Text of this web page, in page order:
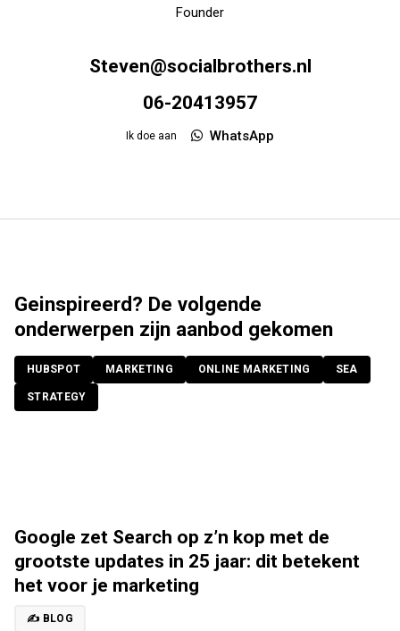
Founder
Steven@socialbrothers.nl
06-20413957
Ik doe aan WhatsApp
Geinspireerd? De volgende
onderwerpen zijn aanbod gekomen
HUBSPOT MARKETING ONLINE MARKETING SEA
STRATEGY
Google zet Search op z’n kop met de
grootste updates in 25 jaar: dit betekent
het voor je marketing
✍️ BLOG